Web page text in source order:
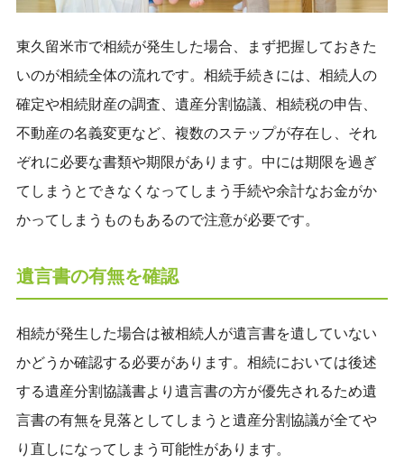
東久留米市で相続が発生した場合、まず把握しておきた
いのが相続全体の流れです。相続手続きには、相続人の
確定や相続財産の調査、遺産分割協議、相続税の申告、
不動産の名義変更など、複数のステップが存在し、それ
ぞれに必要な書類や期限があります。中には期限を過ぎ
てしまうとできなくなってしまう手続や余計なお金がか
かってしまうものもあるので注意が必要です。
遺言書の有無を確認
相続が発生した場合は被相続人が遺言書を遺していない
かどうか確認する必要があります。相続においては後述
する遺産分割協議書より遺言書の方が優先されるため遺
言書の有無を見落としてしまうと遺産分割協議が全てや
り直しになってしまう可能性があります。